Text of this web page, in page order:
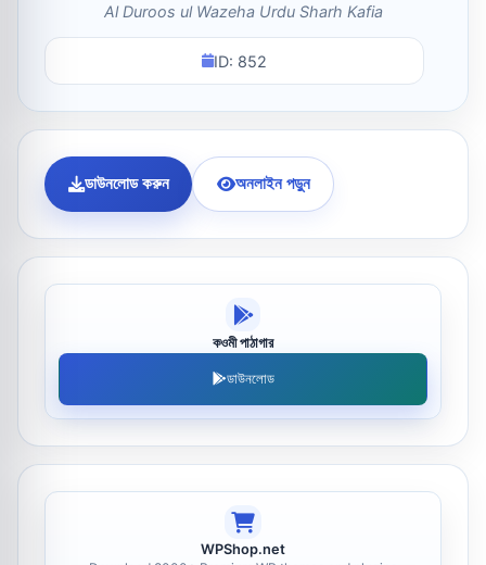
Al Duroos ul Wazeha Urdu Sharh Kafia
ID: 852
ডাউনলোড করুন অনলাইন পড়ুন
কওমী পাঠাগার
ডাউনলোড
WPShop.net